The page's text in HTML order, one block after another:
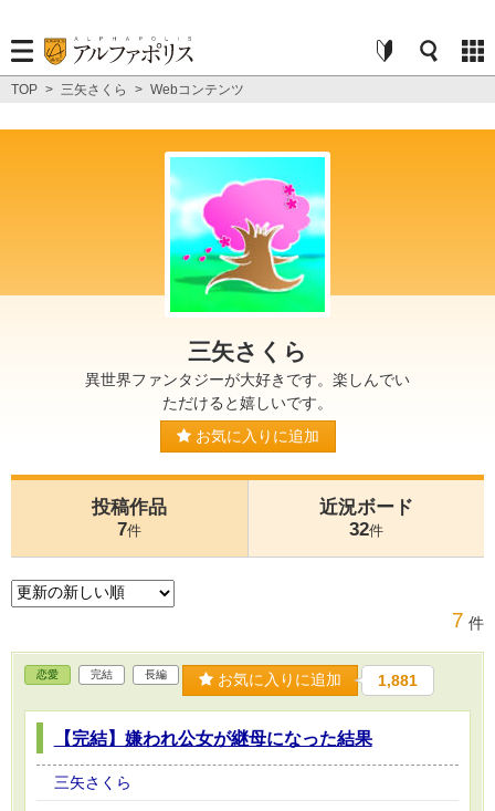
TOP > 三矢さくら > Webコンテンツ
三矢さくら
異世界ファンタジーが大好きです。楽しんでい
ただけると嬉しいです。
お気に入りに追加
投稿作品
7件
近況ボード
32件
7 件
恋愛 完結 長編 お気に入りに追加 1,881
【完結】嫌われ公女が継母になった結果
三矢さくら